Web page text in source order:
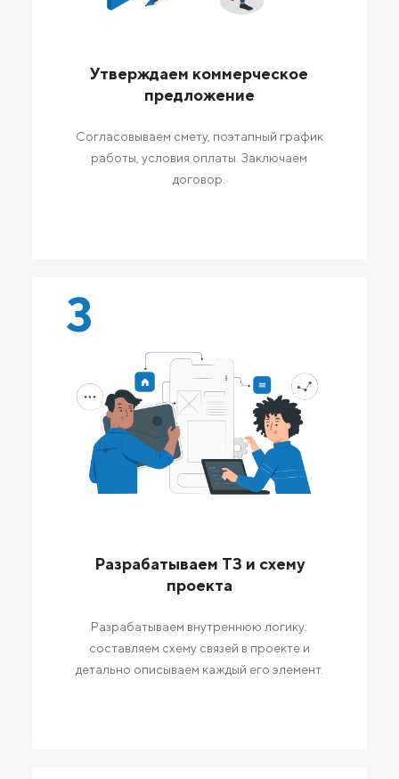
Утверждаем коммерческое
предложение
Согласовываем смету, поэтапный график
работы, условия оплаты. Заключаем
договор.
3
Разрабатываем ТЗ и схему
проекта
Разрабатываем внутреннюю логику:
составляем схему связей в проекте и
детально описываем каждый его элемент.